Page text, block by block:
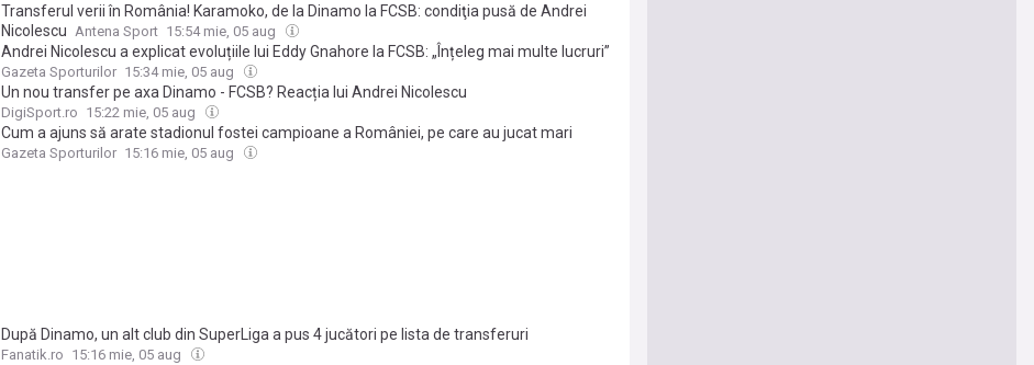
Transferul verii în România! Karamoko, de la Dinamo la FCSB: condiţia pusă de Andrei
Nicolescu Antena Sport 15:54 mie, 05 aug
Andrei Nicolescu a explicat evoluțiile lui Eddy Gnahore la FCSB: „Înțeleg mai multe lucruri”
Gazeta Sporturilor 15:34 mie, 05 aug
Un nou transfer pe axa Dinamo - FCSB? Reacția lui Andrei Nicolescu
DigiSport.ro 15:22 mie, 05 aug
Cum a ajuns să arate stadionul fostei campioane a României, pe care au jucat mari
echipe ale Europei » Dinamo și FCSB au jucat „acasă” aici
Gazeta Sporturilor 15:16 mie, 05 aug
După Dinamo, un alt club din SuperLiga a pus 4 jucători pe lista de transferuri
Fanatik.ro 15:16 mie, 05 aug